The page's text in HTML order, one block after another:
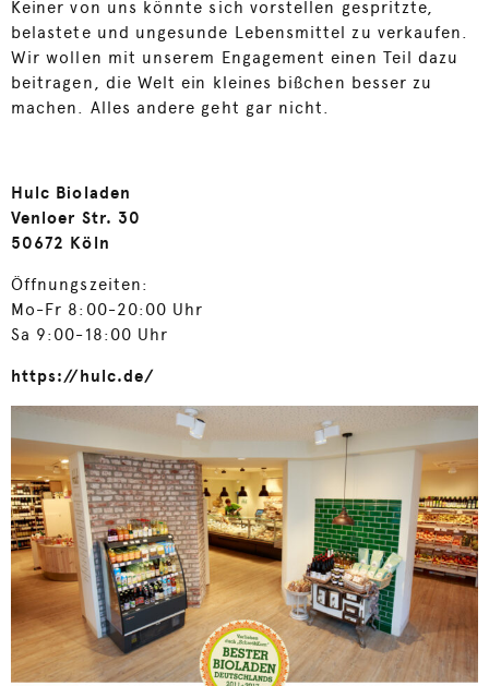
Keiner von uns könnte sich vorstellen gespritzte,
belastete und ungesunde Lebensmittel zu verkaufen.
Wir wollen mit unserem Engagement einen Teil dazu
beitragen, die Welt ein kleines bißchen besser zu
machen. Alles andere geht gar nicht.
Hulc Bioladen
Venloer Str. 30
50672 Köln
Öffnungszeiten:
Mo-Fr 8:00-20:00 Uhr
Sa 9:00-18:00 Uhr
https://hulc.de/